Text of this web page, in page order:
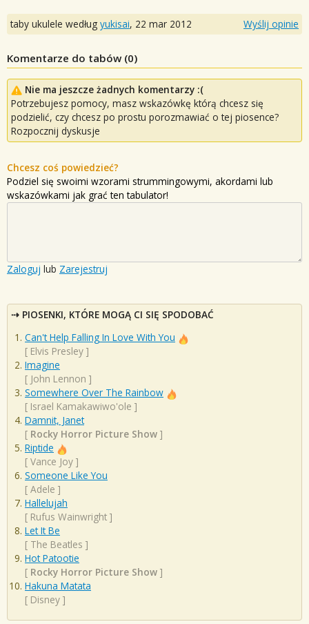
taby ukulele według yukisai, 22 mar 2012 Wyślij opinie
Komentarze do tabów (0)
Nie ma jeszcze żadnych komentarzy :(
Potrzebujesz pomocy, masz wskazówkę którą chcesz się
podzielić, czy chcesz po prostu porozmawiać o tej piosence?
Rozpocznij dyskusje
Chcesz coś powiedzieć?
Podziel się swoimi wzorami strummingowymi, akordami lub
wskazówkami jak grać ten tabulator!
Zaloguj lub Zarejestruj
PIOSENKI, KTÓRE MOGĄ CI SIĘ SPODOBAĆ
Can't Help Falling In Love With You
[ Elvis Presley ]
Imagine
[ John Lennon ]
Somewhere Over The Rainbow
[ Israel Kamakawiwo'ole ]
Damnit, Janet
[ Rocky Horror Picture Show ]
Riptide
[ Vance Joy ]
Someone Like You
[ Adele ]
Hallelujah
[ Rufus Wainwright ]
Let It Be
[ The Beatles ]
Hot Patootie
[ Rocky Horror Picture Show ]
Hakuna Matata
[ Disney ]